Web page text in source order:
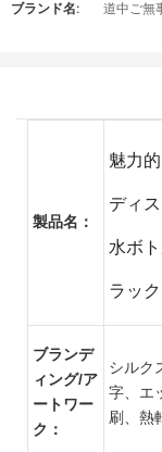
ブランド名: 道中ご無
製品名：
魅力
ディ
水ボ
ラック
ブランデ
ィング/ア
ートワー
ク：
シルク
字、エ
刷、熱